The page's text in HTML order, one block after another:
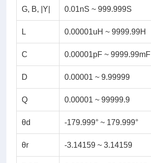
G, B, |Y| 0.01nS ~ 999.999S
L 0.00001uH ~ 9999.99H
C 0.00001pF ~ 9999.99mF
D 0.00001 ~ 9.99999
Q 0.00001 ~ 99999.9
θd -179.999° ~ 179.999°
θr -3.14159 ~ 3.14159